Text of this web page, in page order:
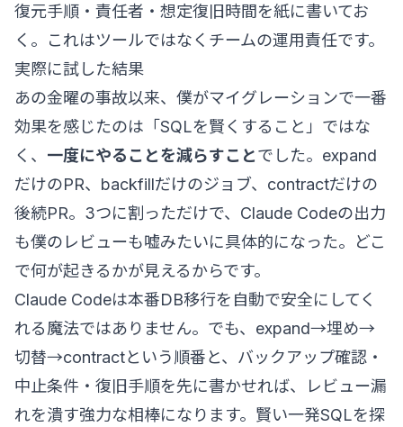
復元手順・責任者・想定復旧時間を紙に書いてお
く。これはツールではなくチームの運用責任です。
実際に試した結果
あの金曜の事故以来、僕がマイグレーションで一番
効果を感じたのは「SQLを賢くすること」ではな
く、 一度にやることを減らすことでした。expand
だけのPR、backfillだけのジョブ、contractだけの
後続PR。3つに割っただけで、Claude Codeの出力
も僕のレビューも嘘みたいに具体的になった。どこ
で何が起きるかが見えるからです。
Claude Codeは本番DB移行を自動で安全にしてく
れる魔法ではありません。でも、expand→埋め→
切替→contractという順番と、バックアップ確認・
中止条件・復旧手順を先に書かせれば、レビュー漏
れを潰す強力な相棒になります。賢い一発SQLを探